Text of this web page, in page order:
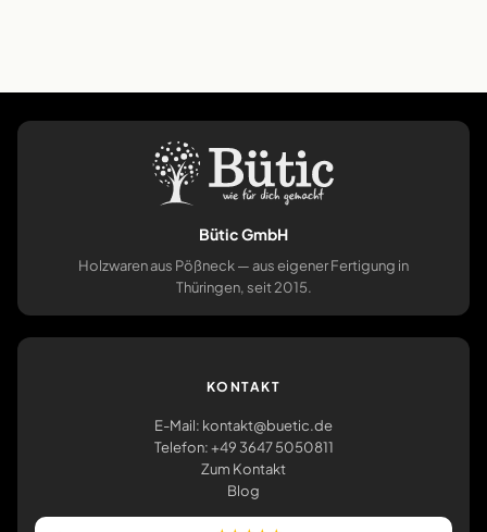
Bütic GmbH
Holzwaren aus Pößneck — aus eigener Fertigung in
Thüringen, seit 2015.
KONTAKT
E-Mail: kontakt@buetic.de
Telefon: +49 3647 5050811
Zum Kontakt
Blog